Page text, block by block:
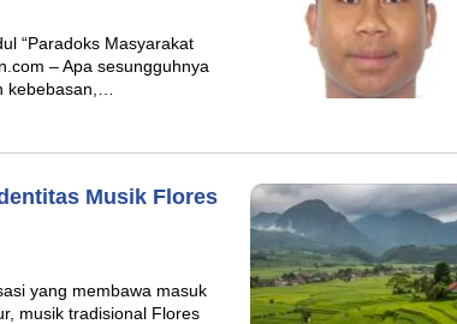
“Paradoks Masyarakat
– Apa sesungguhnya
kebebasan,…
Musik Flores
yang membawa masuk
musik tradisional Flores